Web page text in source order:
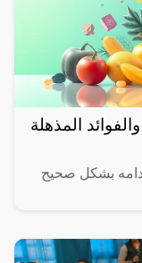
المذهلة
بشكل صحيح